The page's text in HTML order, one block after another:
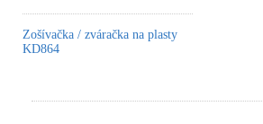
Zošívačka / zváračka na plasty
KD864